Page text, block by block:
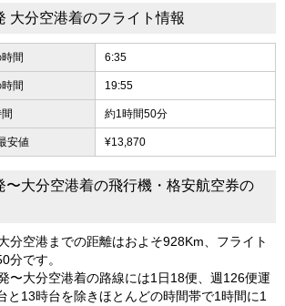
大分空港着のフライト情報
間 6:35
間 19:55
約1時間50分
安値 ¥13,870
〜大分空港着の飛行機・格安航空券の
分空港までの距離はおよそ928Km、フライト
分です。
〜大分空港着の路線には1日18便、週126便運
と13時台を除きほとんどの時間帯で1時間に1